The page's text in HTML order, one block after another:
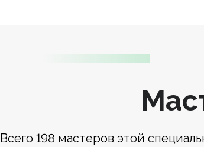
Всего 198 мастеров этой